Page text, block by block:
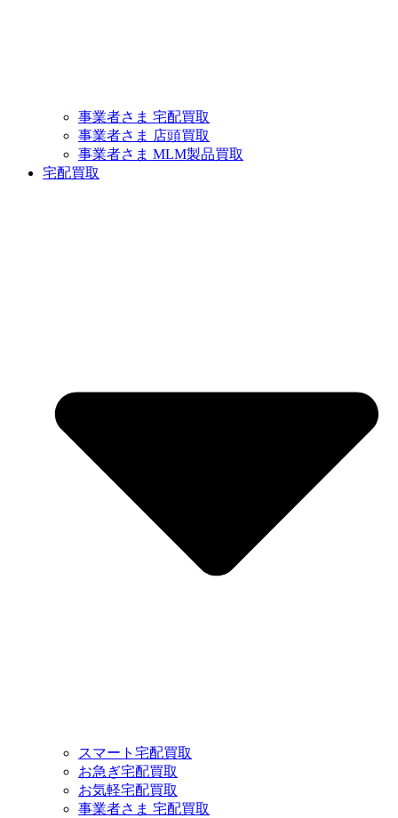
事業者さま 宅配買取
事業者さま 店頭買取
事業者さま MLM製品買取
宅配買取
スマート宅配買取
お急ぎ宅配買取
お気軽宅配買取
事業者さま 宅配買取